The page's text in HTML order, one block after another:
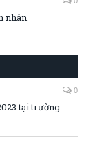
nhân
0
tại trường